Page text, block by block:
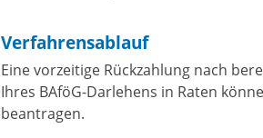
Verfahrensablauf
Eine vorzeitige Rückzahlung nach
Ihres BAföG-Darlehens in Raten
beantragen.